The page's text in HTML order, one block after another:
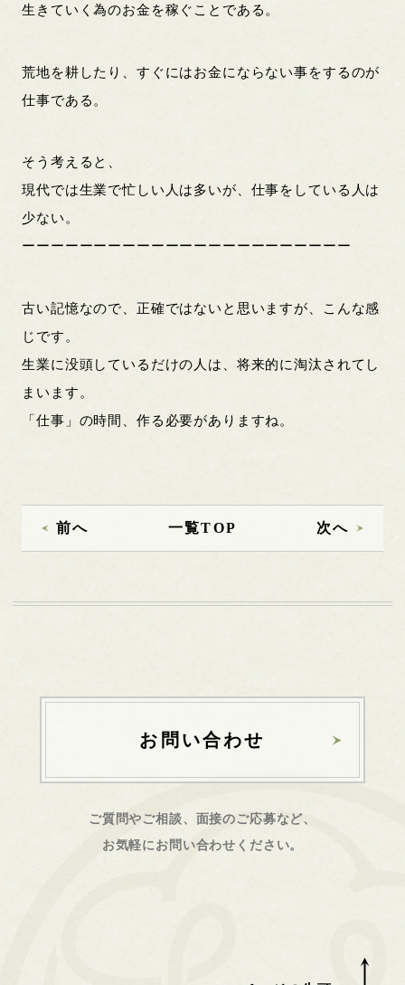
生きていく為のお金を稼ぐことである。
荒地を耕したり、すぐにはお金にならない事をするのが
仕事である。
そう考えると、
現代では生業で忙しい人は多いが、仕事をしている人は
少ない。
ーーーーーーーーーーーーーーーーーーーーーーー
古い記憶なので、正確ではないと思いますが、こんな感
じです。
生業に没頭しているだけの人は、将来的に淘汰されてし
まいます。
「仕事」の時間、作る必要がありますね。
前へ 一覧TOP 次へ
お問い合わせ
ご質問やご相談、面接のご応募など、
お気軽にお問い合わせください。